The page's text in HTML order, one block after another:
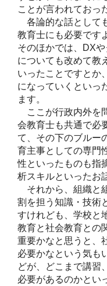
ことが言われておっ
各論的な話として
教育士にも必要です
そのほかでは、DX
についても改めて教
いったことですとか
になっていくといっ
ます。
ここが行政内外を
会教育士も共通で必
て、その下のブルー
育主事としての専門
性といったものも指
析スキルといったお
それから、組織と
割を担う知識・技術
すけれども、学校と
教育と社会教育との
重要かなと思うと、
必要かなという気も
どが、どこまで講習
必要があるのかとい